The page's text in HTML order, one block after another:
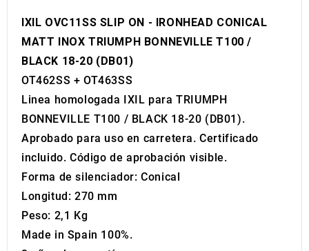
IXIL OVC11SS SLIP ON - IRONHEAD CONICAL
MATT INOX TRIUMPH BONNEVILLE T100 /
BLACK 18-20 (DB01)
OT462SS + OT463SS
Linea homologada IXIL para TRIUMPH
BONNEVILLE T100 / BLACK 18-20 (DB01).
Aprobado para uso en carretera. Certificado
incluido. Código de aprobación visible.
Forma de silenciador: Conical
Longitud: 270 mm
Peso: 2,1 Kg
Made in Spain 100%.